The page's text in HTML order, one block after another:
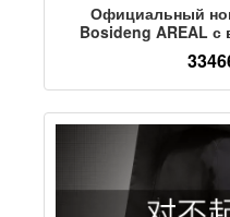
Официальный
Bosideng AREAL с